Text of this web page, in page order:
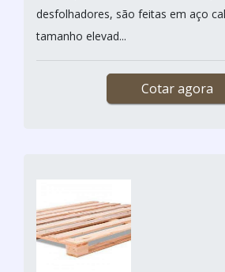
desfolhadores, são feitas em aço
tamanho elevad...
Cotar agora